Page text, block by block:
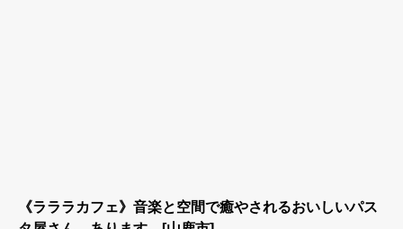
《ラララカフェ》音楽と空間で癒やされるおいしいパス